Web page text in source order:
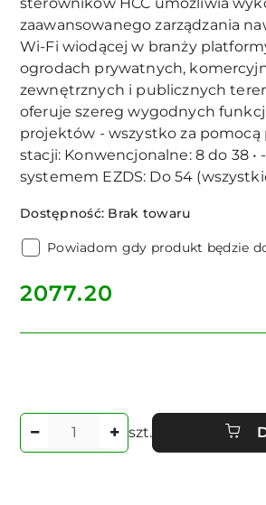
zaawansowanego zarządzania
Wi-Fi wiodącej w branży
ogrodach prywatnych,
zewnętrznych i publicznych
oferuje szereg wygodnych
projektów - wszystko za pomocą
stacji: Konwencjonalne: 8 do 38
systemem EZDS: Do 54
Dostępność: Brak towaru
Powiadom gdy produkt będzie
cena:
2077.20
Ilość
szt.